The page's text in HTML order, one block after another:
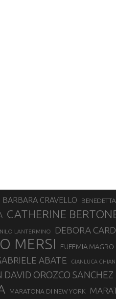
BARBARA CRAVELLO
CATHERINE
LANTERMINO DEBORA
MERSI EUFEMIA MAGRO
ABATE GIANLUCA
DAVID OROZCO SANCHEZ
MARATONA DI NEW YORK